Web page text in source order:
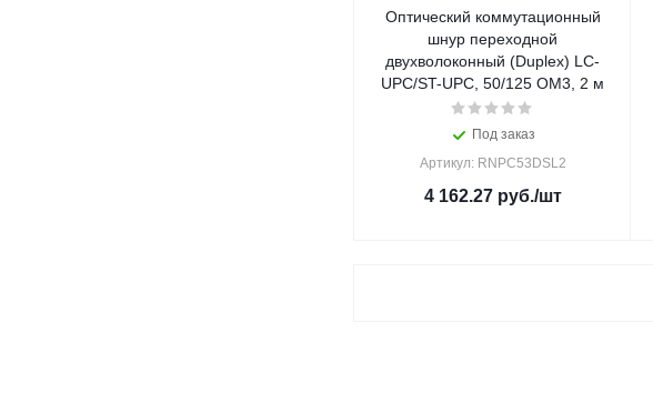
Оптический коммутационный
шнур переходной
двухволоконный (Duplex) LC-
UPC/ST-UPC, 50/125 OM3, 2 м
Под заказ
Артикул: RNPC53DSL2
4 162.27руб./шт